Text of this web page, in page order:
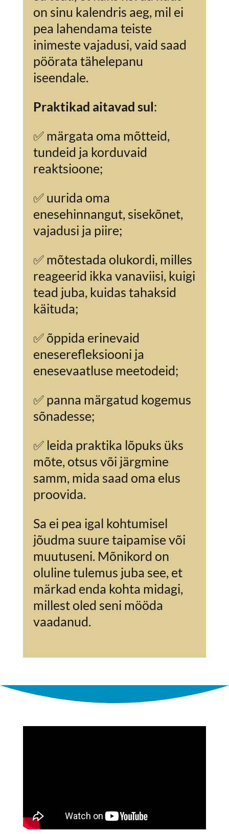
on sinu kalendris aeg, mil ei
pea lahendama teiste
inimeste vajadusi, vaid saad
pöörata tähelepanu
iseendale.
Praktikad aitavad sul:
✅ märgata oma mõtteid,
tundeid ja korduvaid
reaktsioone;
✅ uurida oma
enesehinnangut, sisekõnet,
vajadusi ja piire;
✅ mõtestada olukordi, milles
reageerid ikka vanaviisi, kuigi
tead juba, kuidas tahaksid
käituda;
✅ õppida erinevaid
eneserefleksiooni ja
enesevaatluse meetodeid;
✅ panna märgatud kogemus
sõnadesse;
✅ leida praktika lõpuks üks
mõte, otsus või järgmine
samm, mida saad oma elus
proovida.
Sa ei pea igal kohtumisel
jõudma suure taipamise või
muutuseni. Mõnikord on
oluline tulemus juba see, et
märkad enda kohta midagi,
millest oled seni mööda
vaadanud.